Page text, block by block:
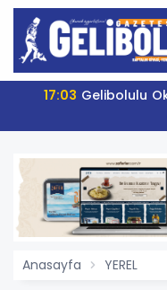
17:03
Anasayfa YEREL